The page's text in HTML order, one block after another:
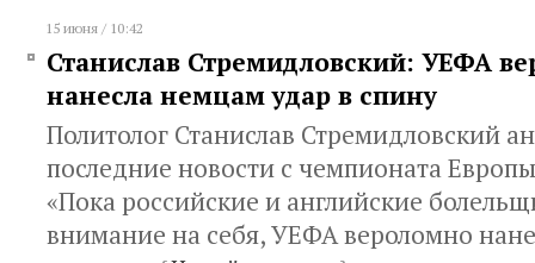
15 июня / 10:42
Станислав Стремидловский: УЕФА
нанесла немцам удар в спину
Политолог Станислав Стремидловский
последние новости с чемпионата
«Пока российские и английские
внимание на себя, УЕФА вероломно